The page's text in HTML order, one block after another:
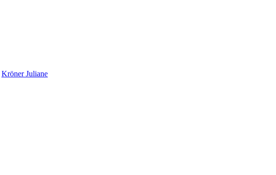
Kröner Juliane